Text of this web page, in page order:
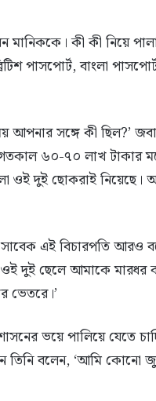
মানিককে। কী কী নিয়ে
পাসপোর্ট, বাংলা
সঙ্গে কী ছিল?’
৬০-৭০ লাখ টাকার
ওই দুই ছোকরাই নিয়েছে।
এই বিচারপতি আরও
দুই ছেলে আমাকে
ভেতরে।’
ভয়ে পালিয়ে যেতে
বলেন, ‘আমি কোনো